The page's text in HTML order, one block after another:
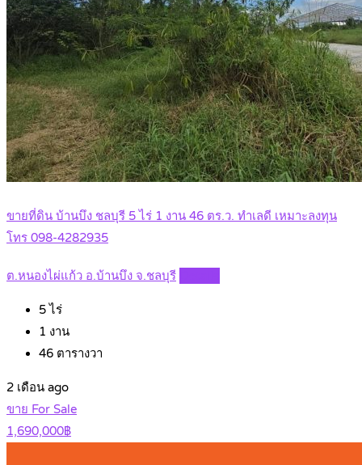
ขายที่ดิน บ้านบึง ชลบุรี 5 ไร่ 1 งาน 46 ตร.ว. ทำเลดี เหมาะลงทุน
โทร 098-4282935
ต.หนองไผ่แก้ว อ.บ้านบึง จ.ชลบุรี
5 ไร่
1 งาน
46 ตารางวา
2 เดือน ago
ขาย For Sale
1,690,000฿